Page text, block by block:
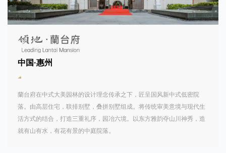
中国·惠州
蘭台府在中式大美园林的设计理念传承之下，匠呈国风新中式低密院
落。由高层住宅，联排别墅，叠拼别墅组成。将传统审美意境与现代生
活方式的结合，打造三重礼序，园冶六境。以东方雅韵夺山川神秀，造
就有山有水，有花有景的中庭院落。